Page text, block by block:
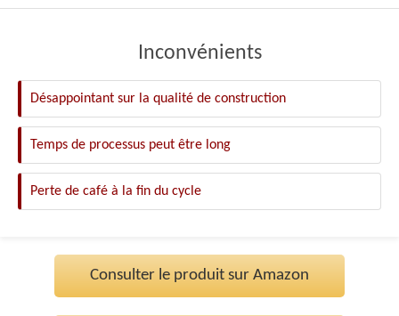
Inconvénients
Désappointant sur la qualité de construction
Temps de processus peut être long
Perte de café à la fin du cycle
Consulter le produit sur Amazon